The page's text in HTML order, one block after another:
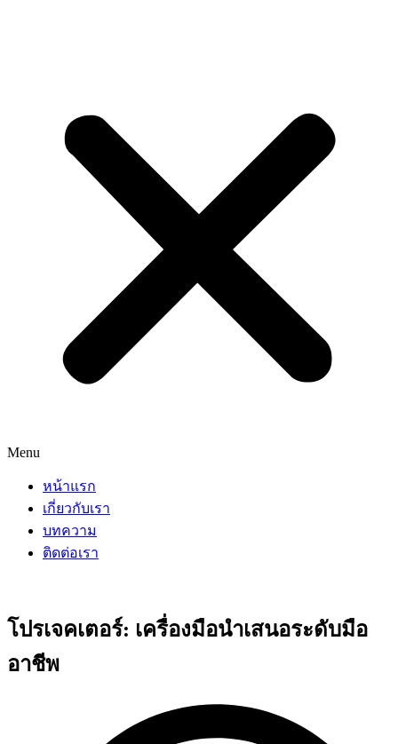
Menu
หน้าแรก
เกี่ยวกับเรา
บทความ
ติดต่อเรา
โปรเจคเตอร์: เครื่องมือนำเสนอระดับมือ
อาชีพ